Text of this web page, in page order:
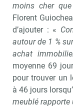
moins cher
Florent
d’ajouter : «
autour de 1 %
achat
moyenne 69
pour trouver un
à 46 jours
meublé rapporte
Non merci, je
!